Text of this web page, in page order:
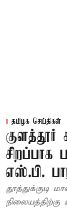
தமிழக செய்திகள்
குளத்தூர்
சிறப்பாக
எஸ்.பி.
தூத்துக்குடி